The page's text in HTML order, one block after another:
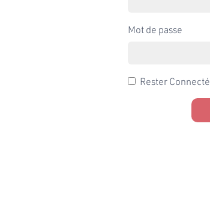
Mot de passe
Rester Connecté